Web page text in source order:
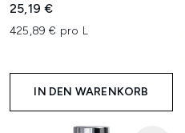
25,19 €
425,89 € pro L
IN DEN WARENKORB